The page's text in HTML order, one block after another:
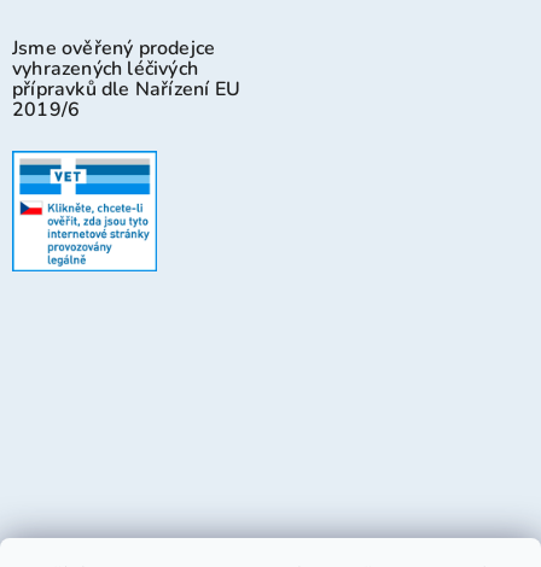
Jsme ověřený prodejce
vyhrazených léčivých
přípravků dle Nařízení EU
2019/6